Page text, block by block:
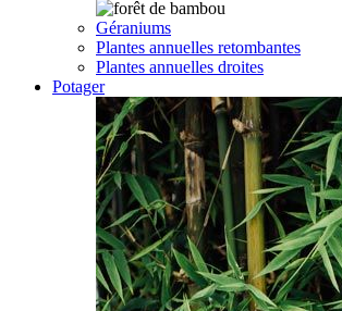
Géraniums
Plantes annuelles retombantes
Plantes annuelles droites
Potager